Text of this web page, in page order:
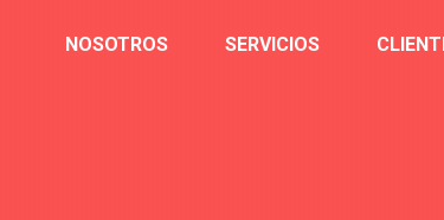
NOSOTROS SERVICIOS